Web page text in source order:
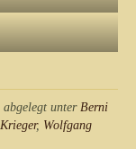
abgelegt unter Berni
, Wolfgang